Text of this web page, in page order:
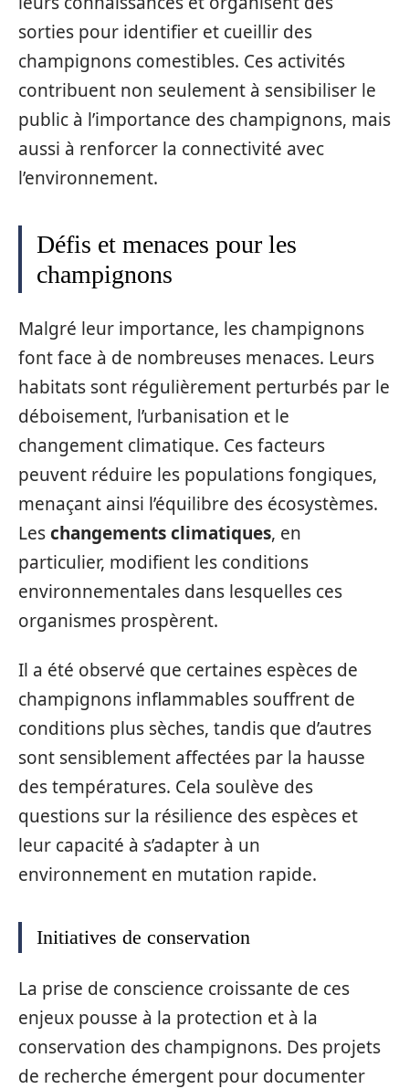
sorties pour identifier et cueillir des
champignons comestibles. Ces activités
contribuent non seulement à sensibiliser le
public à l’importance des champignons, mais
aussi à renforcer la connectivité avec
l’environnement.
Défis et menaces pour les
champignons
Malgré leur importance, les champignons
font face à de nombreuses menaces. Leurs
habitats sont régulièrement perturbés par le
déboisement, l’urbanisation et le
changement climatique. Ces facteurs
peuvent réduire les populations fongiques,
menaçant ainsi l’équilibre des écosystèmes.
Leschangements climatiques, en
particulier, modifient les conditions
environnementales dans lesquelles ces
organismes prospèrent.
Il a été observé que certaines espèces de
champignons inflammables souffrent de
conditions plus sèches, tandis que d’autres
sont sensiblement affectées par la hausse
des températures. Cela soulève des
questions sur la résilience des espèces et
leur capacité à s’adapter à un
environnement en mutation rapide.
Initiatives de conservation
La prise de conscience croissante de ces
enjeux pousse à la protection et à la
conservation des champignons. Des projets
de recherche émergent pour documenter